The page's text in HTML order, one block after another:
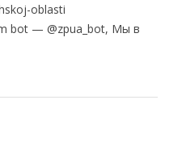
oblasti
bot — @zpua_bot, Мы в